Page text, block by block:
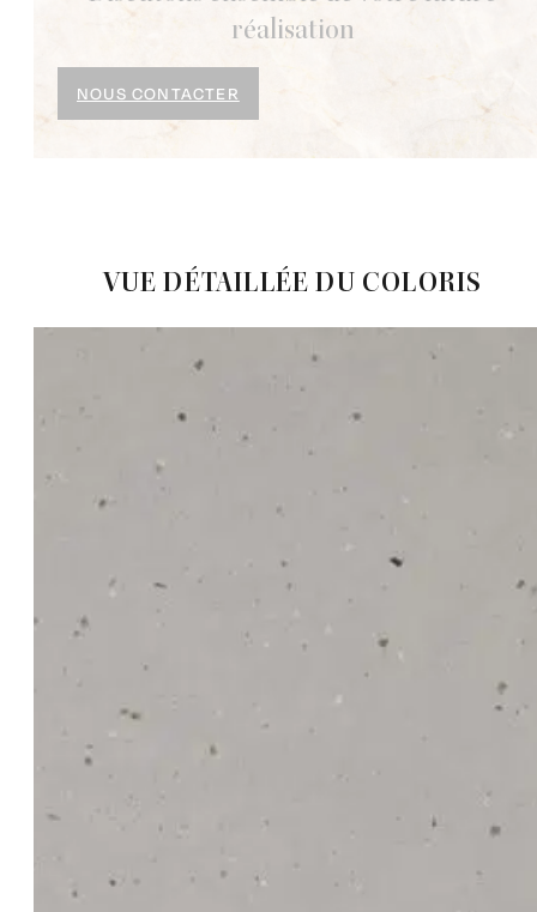
réalisation
NOUS CONTACTER
VUE DÉTAILLÉE DU COLORIS